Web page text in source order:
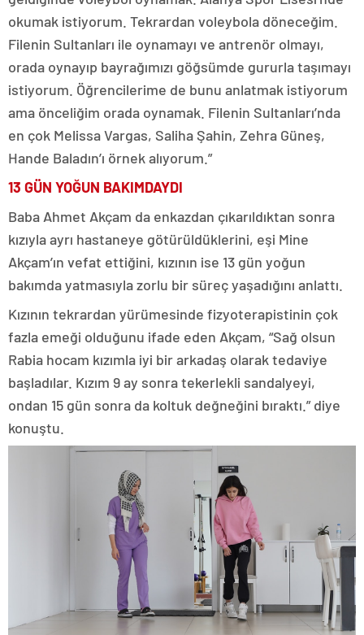
okumak istiyorum. Tekrardan voleybola döneceğim.
Filenin Sultanları ile oynamayı ve antrenör olmayı,
orada oynayıp bayrağımızı göğsümde gururla taşımayı
istiyorum. Öğrencilerime de bunu anlatmak istiyorum
ama önceliğim orada oynamak. Filenin Sultanları’nda
en çok Melissa Vargas, Saliha Şahin, Zehra Güneş,
Hande Baladın’ı örnek alıyorum.”
13 GÜN YOĞUN BAKIMDAYDI
Baba Ahmet Akçam da enkazdan çıkarıldıktan sonra
kızıyla ayrı hastaneye götürüldüklerini, eşi Mine
Akçam’ın vefat ettiğini, kızının ise 13 gün yoğun
bakımda yatmasıyla zorlu bir süreç yaşadığını anlattı.
Kızının tekrardan yürümesinde fizyoterapistinin çok
fazla emeği olduğunu ifade eden Akçam, “Sağ olsun
Rabia hocam kızımla iyi bir arkadaş olarak tedaviye
başladılar. Kızım 9 ay sonra tekerlekli sandalyeyi,
ondan 15 gün sonra da koltuk değneğini bıraktı.” diye
konuştu.